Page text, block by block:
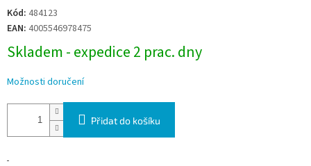
Měrná
cena:
Kód: 484123
EAN: 4005546978475
Skladem - expedice 2 prac. dny
Možnosti doručení
Přidat do košíku